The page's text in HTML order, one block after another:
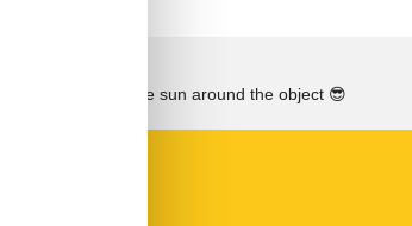
See the course of the sun around the object 😎